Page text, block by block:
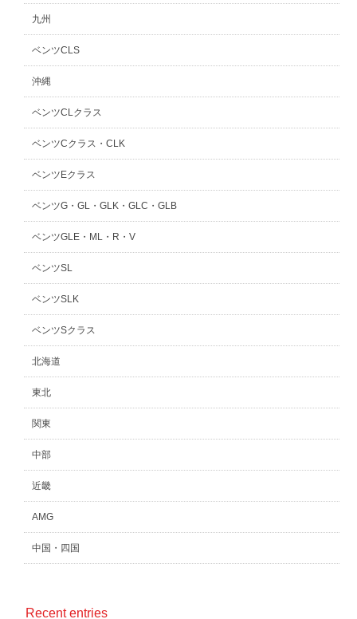
九州
ベンツCLS
沖縄
ベンツCLクラス
ベンツCクラス・CLK
ベンツEクラス
ベンツG・GL・GLK・GLC・GLB
ベンツGLE・ML・R・V
ベンツSL
ベンツSLK
ベンツSクラス
北海道
東北
関東
中部
近畿
AMG
中国・四国
Recent entries